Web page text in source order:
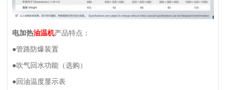
电加热油温机产品特点：
●管路防爆装置
●吹气回水功能（选购）
●回油温度显示表